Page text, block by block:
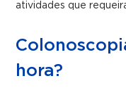
atividades que
hora?